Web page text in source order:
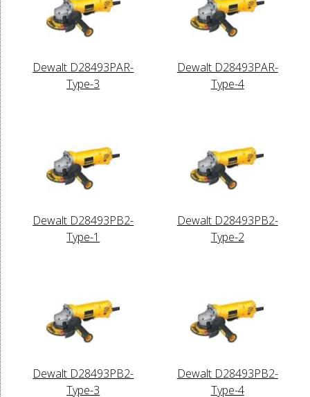
Dewalt D28493PAR-
Type-3
Dewalt D28493PAR-
Type-4
Dewalt D28493PB2-
Type-1
Dewalt D28493PB2-
Type-2
Dewalt D28493PB2-
Type-3
Dewalt D28493PB2-
Type-4